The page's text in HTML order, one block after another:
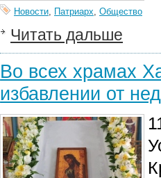
Новости, Патриарх, Общество
Читать дальше
Во всех храмах
избавлении от